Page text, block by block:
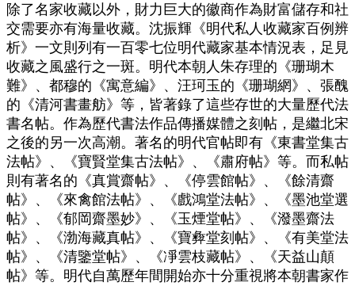
除了名家收藏以外，財力巨大的徽商作為財富儲存和社
交需要亦有海量收藏。沈振輝《明代私人收藏家百例辨
析》一文則列有一百零七位明代藏家基本情況表，足見
收藏之風盛行之一斑。明代本朝人朱存理的《珊瑚木
難》、都穆的《寓意編》、汪珂玉的《珊瑚網》、張醜
的《清河書畫舫》等，皆著錄了這些存世的大量歷代法
書名帖。作為歷代書法作品傳播媒體之刻帖，是繼北宋
之後的另一次高潮。著名的明代官帖即有《東書堂集古
法帖》、《寶賢堂集古法帖》、《肅府帖》等。而私帖
則有著名的《真賞齋帖》、《停雲館帖》、《餘清齋
帖》、《來禽館法帖》、《戲鴻堂法帖》、《墨池堂選
帖》、《郁岡齋墨妙》、《玉煙堂帖》、《潑墨齋法
帖》、《渤海藏真帖》、《寶彜堂刻帖》、《有美堂法
帖》、《清鑒堂帖》、《凈雲枝藏帖》、《天益山顛
帖》等。明代自萬歷年間開始亦十分重視將本朝書家作